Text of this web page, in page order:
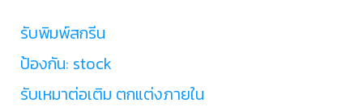
รับพิมพ์สกรีน
ป้องกัน: stock
รับเหมาต่อเติม ตกแต่งภายใน